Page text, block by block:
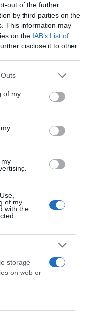
out of the further
by third parties on the
This information may
on the IAB’s List of
disclose it to other
one or more Google
You may click to
its third-party tags to
in below Google
of my
my
of my
with the
storage
on web or
ο οποίος
με τον
στην λίστα του
του UEFA